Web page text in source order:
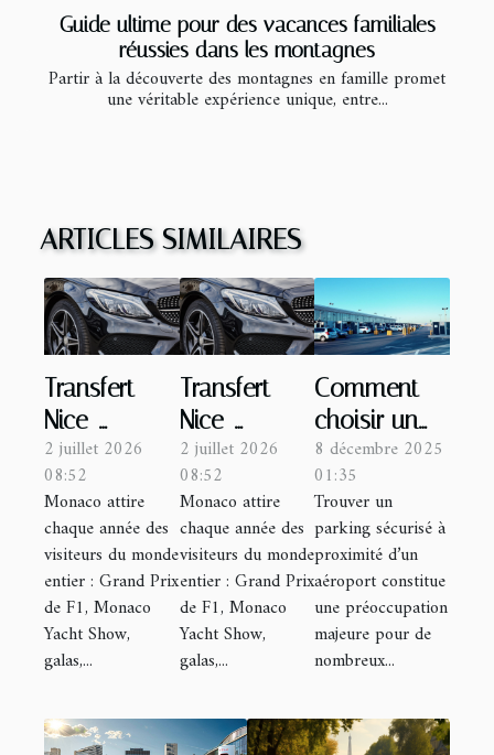
Guide ultime pour des vacances familiales
réussies dans les montagnes
Partir à la découverte des montagnes en famille promet
une véritable expérience unique, entre...
ARTICLES SIMILAIRES
Transfert
Nice-
Monaco :
réservez
une
limousine
Mercedes
Benz avec
VIP Only !
2 juillet 2026
08:52
Monaco attire
chaque année des
visiteurs du monde
entier : Grand Prix
de F1, Monaco
Yacht Show,
galas,...
Transfert
Nice-
Monaco :
réservez
une
limousine
Mercedes
Benz avec
VIP Only !
2 juillet 2026
08:52
Monaco attire
chaque année des
visiteurs du monde
entier : Grand Prix
de F1, Monaco
Yacht Show,
galas,...
Comment
choisir un
parking
sécurisé
près d'un
aéroport ?
8 décembre 2025
01:35
Trouver un
parking sécurisé à
proximité d’un
aéroport constitue
une préoccupation
majeure pour de
nombreux...